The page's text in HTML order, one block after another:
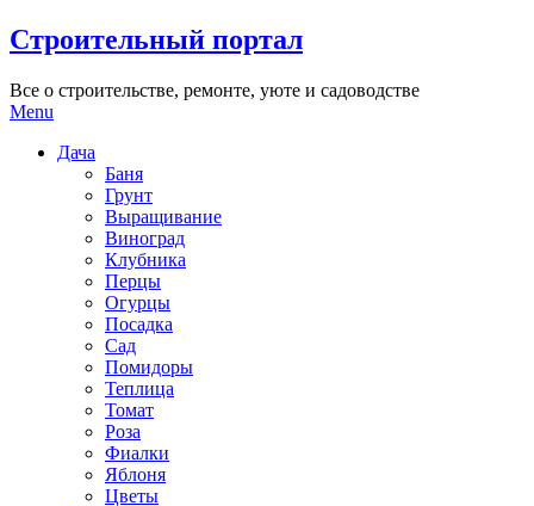
Skip
to
Строительный портал
Все о строительстве, ремонте, уюте и садоводстве
Menu
Дача
Баня
Грунт
Выращивание
Виноград
Клубника
Перцы
Огурцы
Посадка
Сад
Помидоры
Теплица
Томат
Роза
Фиалки
Яблоня
Цветы